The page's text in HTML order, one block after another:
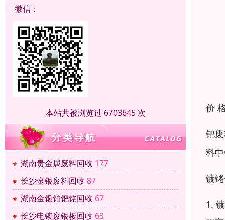
微信：
本站共被浏览过 6703645 次
湖南贵金属废料回收 177
长沙金银废料回收 87
湖南金银铂钯铑回收 67
长沙电镀废银板回收 63
价
钯
料
镀
1.